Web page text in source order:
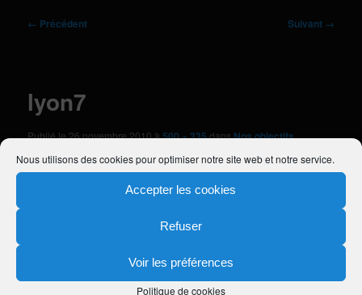
Nous utilisons des cookies pour optimiser notre site web et notre service.
Accepter les cookies
Refuser
Voir les préférences
Politique de cookies
Navigation
← Précédent Suivant →
lyon7
Publié le26 novembre 2010à500 × 335dansNos objectifs